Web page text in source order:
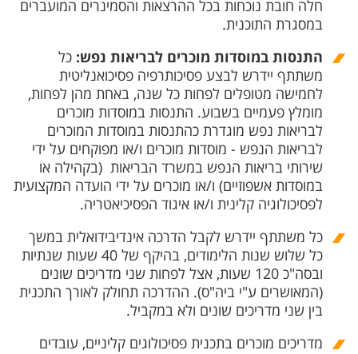
חלה חובת נוכחות בכל ההרצאות והסמינרים המועברים
במסגרת התוכנית.
התנסות במוסדות מוכרים לבריאות נפש: כל
משתתף יידרש לבצע פסיכותרפיה פסיכואנליטית
לחמישה מטופלים לפחות כל שנה, באחת מהן לפחות,
מומלץ פעמיים בשבוע. התנסות במוסדות מוכרים
לבריאות נפש מוגדרת כהתנסות במוסדות המוכרים
לבריאות הנפש - מוסדות מוכרים ו/או מפוקחים על ידי
שירותי בריאות הנפש במשרד הבריאות (בקהילה או
במוסדות אשפוזיים) ו/או מוכרים על ידי הועדה המקצועית
לפסיכולוגיה קלינית ו/או איגוד הפסיכיאטריה.
כל משתתף יידרש לקבל הדרכה אינדיבידואלית במשך
כל שלוש שנות הלימודים, בהיקף של 40 שעות שנתיות
ובסה"כ 120 שעות, אצל לפחות שני מדריכים שונים
(המאושרים ע"י ביה"ס). ההדרכה תחולק לאורך התכנית
בין שני מדריכים שונים ולא במקביל.
מדריכים מוכרים בתכנית פסיכולוגים קליניים, עובדים